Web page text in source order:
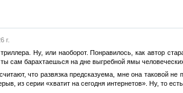
г.
Ну, или наоборот. Понравилось, как автор
сам барахтаешься на дне выгребной ямы
что развязка предсказуема, мне она таковой
из серии «хватит на сегодня интернетов». Ну, то